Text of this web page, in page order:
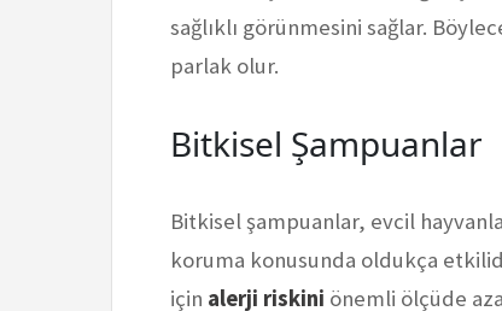
sağlıklı görünmesini sağlar.
parlak olur.
Bitkisel Şampuanlar
Bitkisel şampuanlar, evcil
koruma konusunda oldukça
için alerji riskini önemli ölçüde